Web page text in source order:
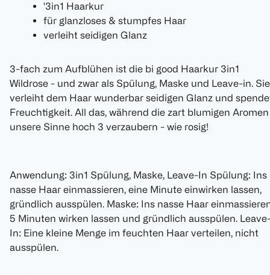
'3in1 Haarkur
für glanzloses & stumpfes Haar
verleiht seidigen Glanz
3-fach zum Aufblühen ist die bi good Haarkur 3in1
Wildrose - und zwar als Spülung, Maske und Leave-in. Sie
verleiht dem Haar wunderbar seidigen Glanz und
Freuchtigkeit. All das, während die zart blumigen Aromen
unsere Sinne hoch 3 verzaubern - wie rosig!
Anwendung: 3in1 Spülung, Maske, Leave-In Spülung: Ins
nasse Haar einmassieren, eine Minute einwirken lassen,
gründlich ausspülen. Maske: Ins nasse Haar
5 Minuten wirken lassen und gründlich ausspülen.
In: Eine kleine Menge im feuchten Haar verteilen, nicht
ausspülen.